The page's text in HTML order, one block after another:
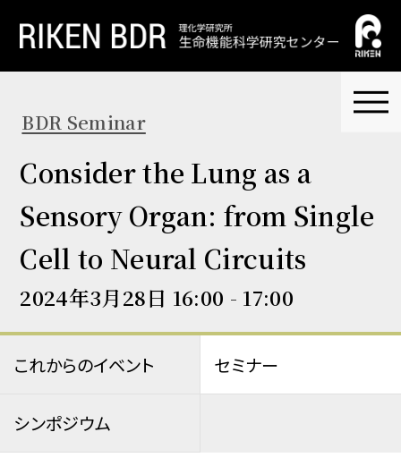
BDR Seminar
Consider the Lung as a
Sensory Organ: from Single
Cell to Neural Circuits
2024年3月28日 16:00 - 17:00
これからのイベント セミナー
シンポジウム